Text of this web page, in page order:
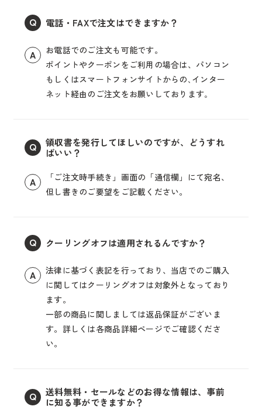
Q 電話・FAXで注文はできますか？
A
お電話でのご注文も可能です。
ポイントやクーポンをご利用の場合は、パソコン
もしくはスマートフォンサイトからの､インター
ネット経由のご注文をお願いしております｡
Q
領収書を発行してほしいのですが、どうすれ
ばいい？
A
「ご注文時手続き」画面の「通信欄」にて宛名、
但し書きのご要望をご記載ください。
Q クーリングオフは適用されるんですか？
A
法律に基づく表記を行っており、当店でのご購入
に関してはクーリングオフは対象外となっており
ます。
一部の商品に関しましては返品保証がございま
す。詳しくは各商品詳細ページでご確認くださ
い。
Q
送料無料・セールなどのお得な情報は、事前
に知る事ができますか？